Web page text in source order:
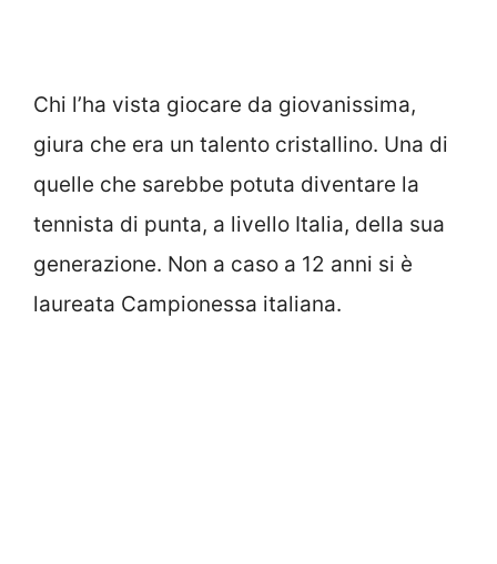
Chi l’ha vista giocare da giovanissima,
giura che era un talento cristallino. Una di
quelle che sarebbe potuta diventare la
tennista di punta, a livello Italia, della sua
generazione. Non a caso a 12 anni si è
laureata Campionessa italiana.